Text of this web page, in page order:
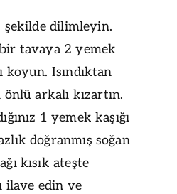
şekilde dilimleyin.
tavaya 2 yemek
koyun. Isındıktan
arkalı kızartın.
1 yemek kaşığı
doğranmış soğan
kısık ateşte
ilave edin ve